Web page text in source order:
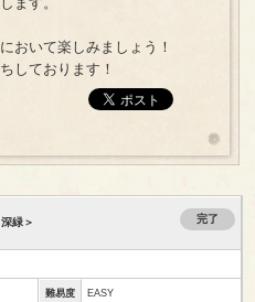
おいて楽しみましょう！
しております！
緑＞ 完了
難易度 EASY